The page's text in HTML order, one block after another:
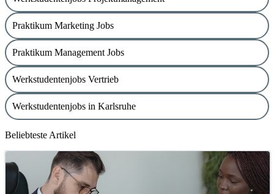
Praktikum Marketing Jobs
Praktikum Management Jobs
Werkstudentenjobs Vertrieb
Werkstudentenjobs in Karlsruhe
Beliebteste Artikel